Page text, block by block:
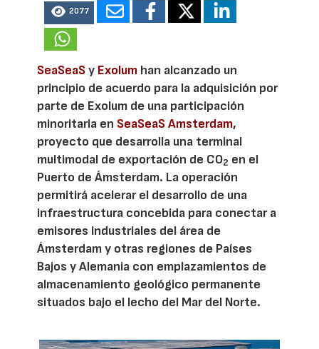
2077
SeaSeaSy Exolum han alcanzado un
principio de acuerdo para la adquisición por
parte de Exolum de una participación
minoritaria en SeaSeaS Amsterdam,
proyecto que desarrolla una terminal
multimodal de exportación de CO2 en el
Puerto de Ámsterdam. La operación
permitirá acelerar el desarrollo de una
infraestructura concebida para conectar a
emisores industriales del área de
Ámsterdam y otras regiones de Países
Bajos y Alemania con emplazamientos de
almacenamiento geológico permanente
situados bajo el lecho del Mar del Norte.